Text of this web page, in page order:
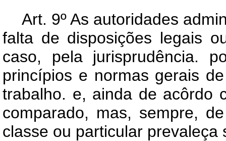
Art. 9º As autoridades
falta de disposições legais
caso, pela jurisprudência.
princípios e normas gerais
trabalho. e, ainda de acôrdo
comparado, mas, sempre,
classe ou particular